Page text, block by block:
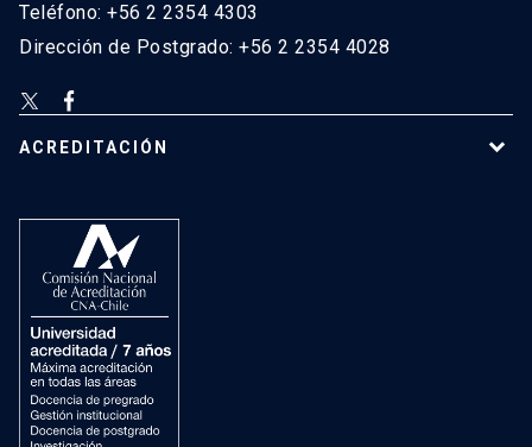
Teléfono: +56 2 2354 4303
Dirección de Postgrado: +56 2 2354 4028
ACREDITACIÓN